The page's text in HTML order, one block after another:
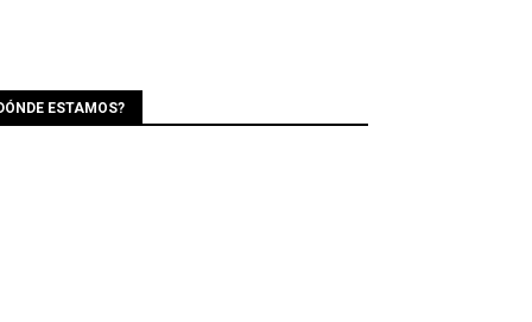
ESTAMOS?